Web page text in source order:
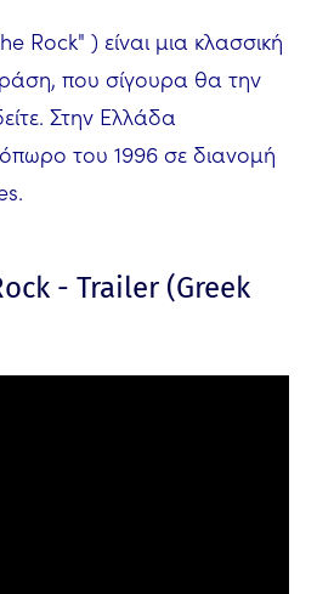
Rock" ) είναι μια κλασσική
που σίγουρα θα την
Στην Ελλάδα
του 1996 σε διανομή
- Trailer (Greek